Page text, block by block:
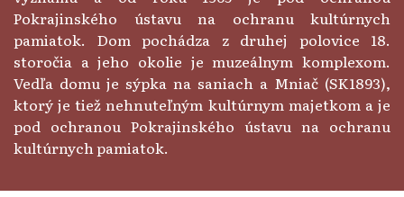
Pokrajinského ústavu na ochranu kultúrnych
pamiatok. Dom pochádza z druhej polovice 18.
storočia a jeho okolie je muzeálnym komplexom.
Vedľa domu je sýpka na saniach a Mniač (SK1893),
ktorý je tiež nehnuteľným kultúrnym majetkom a je
pod ochranou Pokrajinského ústavu na ochranu
kultúrnych pamiatok.